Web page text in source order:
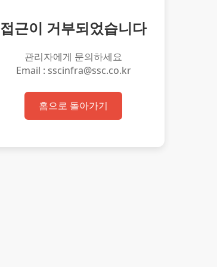
접근이 거부되었습니다
관리자에게 문의하세요
Email : sscinfra@ssc.co.kr
홈으로 돌아가기